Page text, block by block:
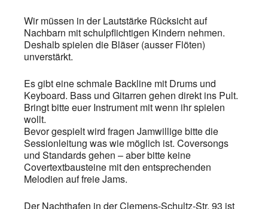
Wir müssen in der Lautstärke Rücksicht auf
Nachbarn mit schulpflichtigen Kindern nehmen.
Deshalb spielen die Bläser (ausser Flöten)
unverstärkt.
Es gibt eine schmale Backline mit Drums und
Keyboard. Bass und Gitarren gehen direkt ins Pult.
Bringt bitte euer Instrument mit wenn ihr spielen
wollt.
Bevor gespielt wird fragen Jamwillige bitte die
Sessionleitung was wie möglich ist. Coversongs
und Standards gehen – aber bitte keine
Covertextbausteine mit den entsprechenden
Melodien auf freie Jams.
Der Nachthafen in der Clemens-Schultz-Str. 93 ist